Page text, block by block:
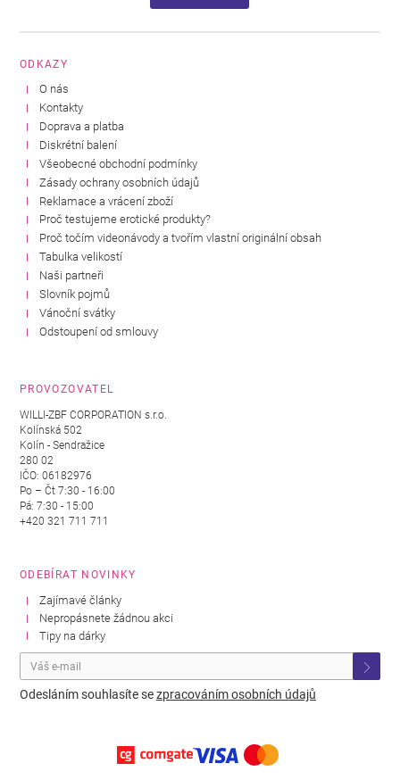
ODKAZY
O nás
Kontakty
Doprava a platba
Diskrétní balení
Všeobecné obchodní podmínky
Zásady ochrany osobních údajů
Reklamace a vrácení zboží
Proč testujeme erotické produkty?
Proč točím videonávody a tvořím vlastní originální obsah
Tabulka velikostí
Naši partneři
Slovník pojmů
Vánoční svátky
Odstoupení od smlouvy
PROVOZOVATEL
WILLI-ZBF CORPORATION s.r.o.
Kolínská 502
Kolín - Sendražice
280 02
IČO: 06182976
Po – Čt 7:30 - 16:00
Pá: 7:30 - 15:00
+420 321 711 711
ODEBÍRAT NOVINKY
Zajímavé články
Nepropásnete žádnou akci
Tipy na dárky
Odesláním souhlasíte sezpracováním osobních údajů